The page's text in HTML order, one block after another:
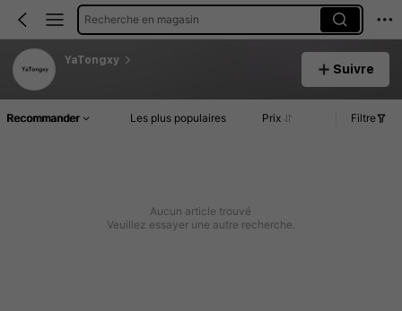
Recherche en magasin
YaTongxy
Suivre
Recommander Les plus populaires Prix Filtre
Aucun article trouvé
Veuillez essayer une autre recherche.